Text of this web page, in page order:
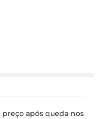
preço após queda nos